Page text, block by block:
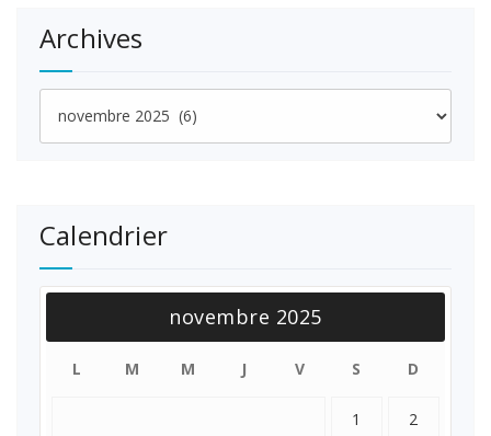
Archives
Archives
Calendrier
novembre 2025
L M M J V S D
1 2